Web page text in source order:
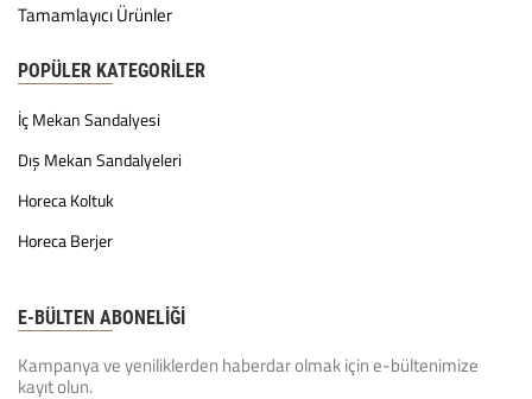
Tamamlayıcı Ürünler
POPÜLER KATEGORILER
İç Mekan Sandalyesi
Dış Mekan Sandalyeleri
Horeca Koltuk
Horeca Berjer
E-BÜLTEN ABONELİĞİ
Kampanya ve yeniliklerden haberdar olmak için e-bültenimize
kayıt olun.